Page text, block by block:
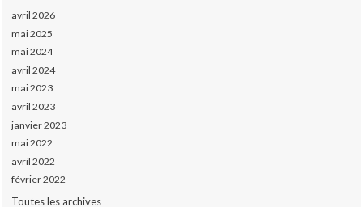
avril 2026
mai 2025
mai 2024
avril 2024
mai 2023
avril 2023
janvier 2023
mai 2022
avril 2022
février 2022
Toutes les archives